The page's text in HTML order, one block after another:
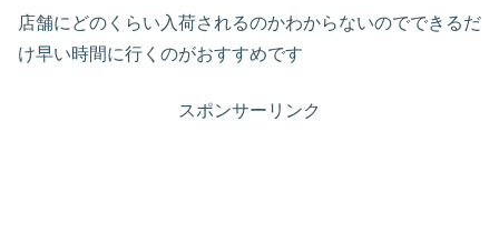
店舗にどのくらい入荷されるのかわからないのでできるだ
け早い時間に行くのがおすすめです
スポンサーリンク